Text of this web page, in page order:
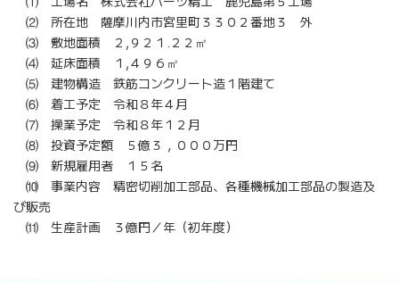
⑵ 所在地 薩摩川内市宮里町３３０２番地３ 外
⑶ 敷地面積 ２,９２１.２２㎡
⑷ 延床面積 １,４９６㎡
⑸ 建物構造 鉄筋コンクリート造１階建て
⑹ 着工予定 令和８年４月
⑺ 操業予定 令和８年１２月
⑻ 投資予定額 ５億３，０００万円
⑼ 新規雇用者 １５名
⑽ 事業内容 精密切削加工部品、各種機械加工部品の製造及
び販売
⑾ 生産計画 ３億円／年（初年度）